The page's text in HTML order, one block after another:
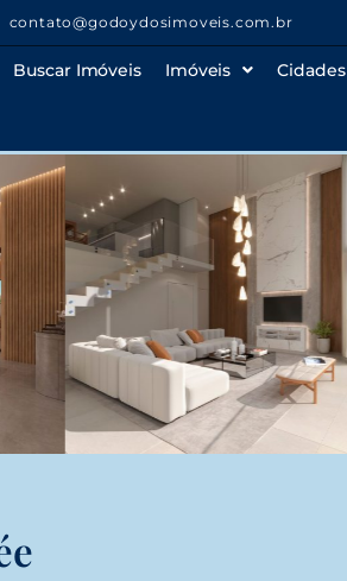
contato@godoydosimoveis.com.br
Buscar Imóveis Imóveis Cidades